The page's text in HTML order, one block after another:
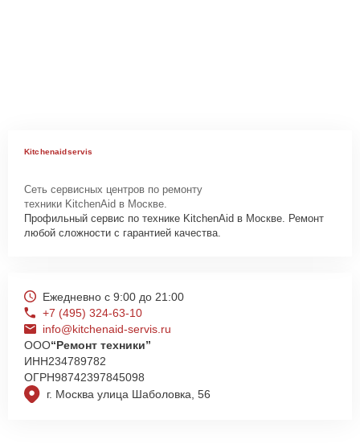
Kitchenaidservis
Сеть сервисных центров по ремонту
техники KitchenAid в Москве.
Профильный сервис по технике KitchenAid в Москве. Ремонт
любой сложности с гарантией качества.
г. Москва улица Шаболовка, 56
Ежедневно с 9:00 до 21:00
+7 (495) 324-63-10
info@kitchenaid-servis.ru
ООО“Ремонт техники”
ИНН234789782
ОГРН98742397845098